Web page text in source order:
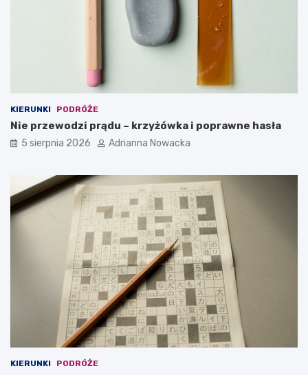
KIERUNKI PODRÓŻE
Nie przewodzi prądu – krzyżówka i poprawne hasła
5 sierpnia 2026 Adrianna Nowacka
KIERUNKI PODRÓŻE